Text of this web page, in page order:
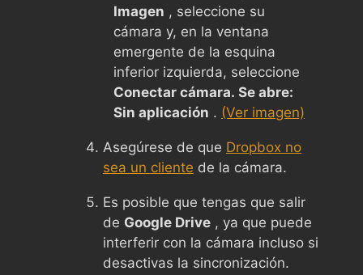
Imagen , seleccione su
cámara y, en la ventana
emergente de la esquina
inferior izquierda, seleccione
Conectar cámara. Se abre:
Sin aplicación . (Ver imagen)
Asegúrese de que Dropbox no
sea un cliente de la cámara.
Es posible que tengas que salir
de Google Drive , ya que puede
interferir con la cámara incluso si
desactivas la sincronización.